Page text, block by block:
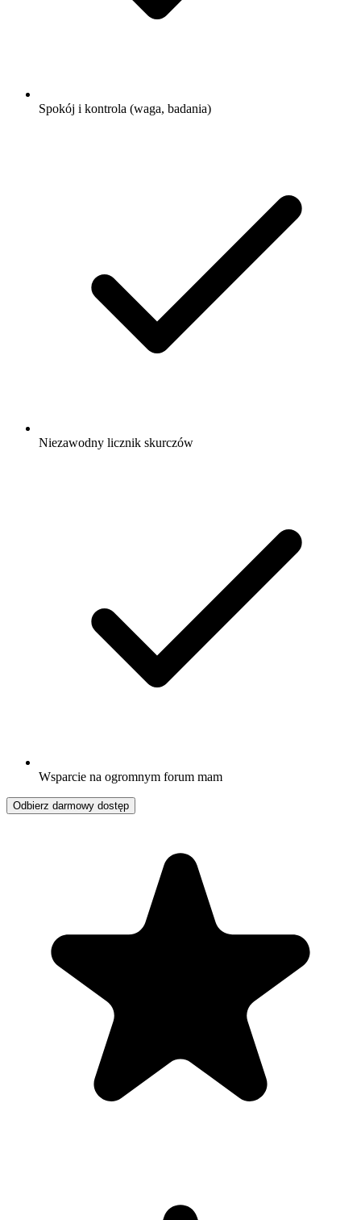
Spokój i kontrola (waga, badania)
Niezawodny licznik skurczów
Wsparcie na ogromnym forum mam
Odbierz darmowy dostęp